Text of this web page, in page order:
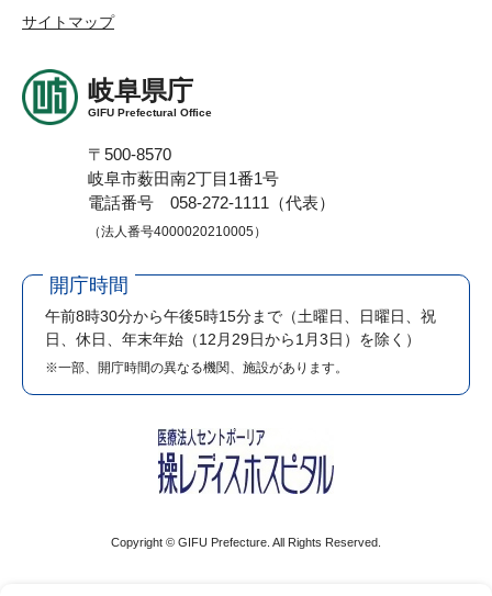
サイトマップ
岐阜県庁
GIFU Prefectural Office
〒500-8570
岐阜市薮田南2丁目1番1号
電話番号 058-272-1111（代表）
（法人番号4000020210005）
開庁時間
午前8時30分から午後5時15分まで （土曜日、日曜日、祝
日、休日、年末年始（12月29日から1月3日）を除く）
※一部、開庁時間の異なる機関、施設があります。
Copyright © GIFU Prefecture. All Rights Reserved.